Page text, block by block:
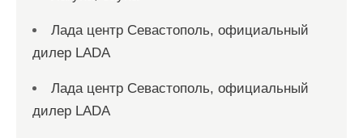
Лада центр Севастополь, официальный
дилер LADA
Лада центр Севастополь, официальный
дилер LADA